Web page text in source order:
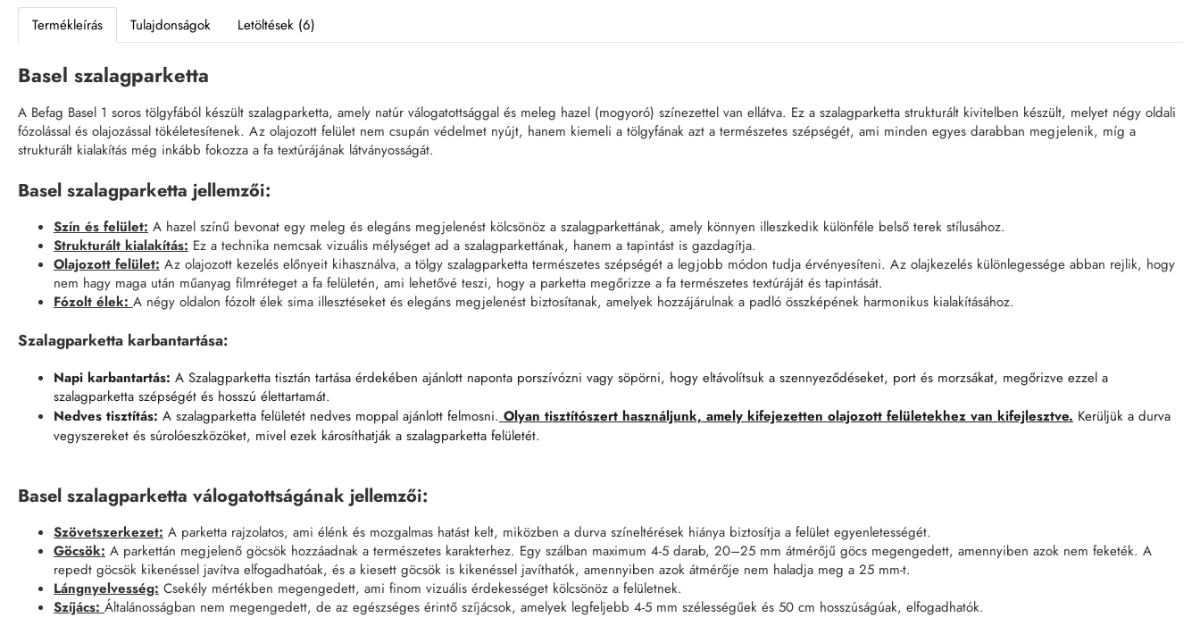
Termékleírás Tulajdonságok Letöltések (6)
Basel szalagparketta
A Befag Basel 1 soros tölgyfából készült szalagparketta, amely natúr válogatottsággal és meleg hazel (mogyoró) színezettel van ellátva. Ez a szalagparketta strukturált kivitelben készült, melyet négy oldali
fózolással és olajozással tökéletesítenek. Az olajozott felület nem csupán védelmet nyújt, hanem kiemeli a tölgyfának azt a természetes szépségét, ami minden egyes darabban megjelenik, míg a
strukturált kialakítás még inkább fokozza a fa textúrájának látványosságát.
Basel szalagparketta jellemzői:
Szín és felület: A hazel színű bevonat egy meleg és elegáns megjelenést kölcsönöz a szalagparkettának, amely könnyen illeszkedik különféle belső terek stílusához.
Strukturált kialakítás: Ez a technika nemcsak vizuális mélységet ad a szalagparkettának, hanem a tapintást is gazdagítja.
Olajozott felület: Az olajozott kezelés előnyeit kihasználva, a tölgy szalagparketta természetes szépségét a legjobb módon tudja érvényesíteni. Az olajkezelés különlegessége abban rejlik, hogy
nem hagy maga után műanyag filmréteget a fa felületén, ami lehetővé teszi, hogy a parketta megőrizze a fa természetes textúráját és tapintását.
Fózolt élek: A négy oldalon fózolt élek sima illesztéseket és elegáns megjelenést biztosítanak, amelyek hozzájárulnak a padló összképének harmonikus kialakításához.
Szalagparketta karbantartása:
Napi karbantartás: A Szalagparketta tisztán tartása érdekében ajánlott naponta porszívózni vagy söpörni, hogy eltávolítsuk a szennyeződéseket, port és morzsákat, megőrizve ezzel a
szalagparketta szépségét és hosszú élettartamát.
Nedves tisztítás: A szalagparketta felületét nedves moppal ajánlott felmosni. Olyan tisztítószert használjunk, amely kifejezetten olajozott felületekhez van kifejlesztve. Kerüljük a durva
vegyszereket és súrolóeszközöket, mivel ezek károsíthatják a szalagparketta felületét.
Basel szalagparketta válogatottságának jellemzői:
Szövetszerkezet: A parketta rajzolatos, ami élénk és mozgalmas hatást kelt, miközben a durva színeltérések hiánya biztosítja a felület egyenletességét.
Göcsök: A parkettán megjelenő göcsök hozzáadnak a természetes karakterhez. Egy szálban maximum 4-5 darab, 20–25 mm átmérőjű göcs megengedett, amennyiben azok nem feketék. A
repedt göcsök kikenéssel javítva elfogadhatóak, és a kiesett göcsök is kikenéssel javíthatók, amennyiben azok átmérője nem haladja meg a 25 mm-t.
Lángnyelvesség: Csekély mértékben megengedett, ami finom vizuális érdekességet kölcsönöz a felületnek.
Szíjács: Általánosságban nem megengedett, de az egészséges érintő szíjácsok, amelyek legfeljebb 4-5 mm szélességűek és 50 cm hosszúságúak, elfogadhatók.